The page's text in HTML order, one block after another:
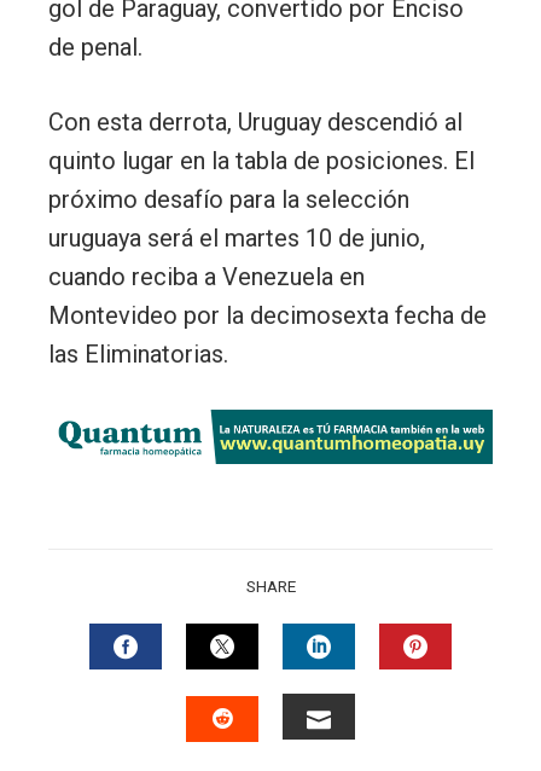
gol de Paraguay, convertido por Enciso
de penal.
Con esta derrota, Uruguay descendió al
quinto lugar en la tabla de posiciones. El
próximo desafío para la selección
uruguaya será el martes 10 de junio,
cuando reciba a Venezuela en
Montevideo por la decimosexta fecha de
las Eliminatorias.
SHARE
FACEBOOKTWITTERLINKEDIN